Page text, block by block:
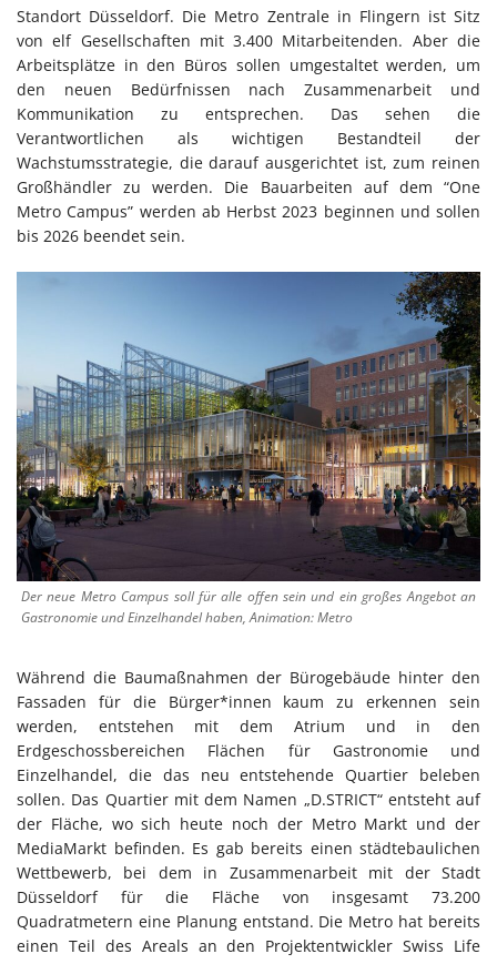
Standort Düsseldorf. Die Metro Zentrale in Flingern ist Sitz
von elf Gesellschaften mit 3.400 Mitarbeitenden. Aber die
Arbeitsplätze in den Büros sollen umgestaltet werden, um
den neuen Bedürfnissen nach Zusammenarbeit und
Kommunikation zu entsprechen. Das sehen die
Verantwortlichen als wichtigen Bestandteil der
Wachstumsstrategie, die darauf ausgerichtet ist, zum reinen
Großhändler zu werden. Die Bauarbeiten auf dem “One
Metro Campus” werden ab Herbst 2023 beginnen und sollen
bis 2026 beendet sein.
Der neue Metro Campus soll für alle offen sein und ein großes Angebot an
Gastronomie und Einzelhandel haben, Animation: Metro
Während die Baumaßnahmen der Bürogebäude hinter den
Fassaden für die Bürger*innen kaum zu erkennen sein
werden, entstehen mit dem Atrium und in den
Erdgeschossbereichen Flächen für Gastronomie und
Einzelhandel, die das neu entstehende Quartier beleben
sollen. Das Quartier mit dem Namen „D.STRICT“ entsteht auf
der Fläche, wo sich heute noch der Metro Markt und der
MediaMarkt befinden. Es gab bereits einen städtebaulichen
Wettbewerb, bei dem in Zusammenarbeit mit der Stadt
Düsseldorf für die Fläche von insgesamt 73.200
Quadratmetern eine Planung entstand. Die Metro hat bereits
einen Teil des Areals an den Projektentwickler Swiss Life